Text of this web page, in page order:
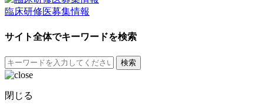
臨床研修医募集情報
サイト全体でキーワードを検索
検索
閉じる